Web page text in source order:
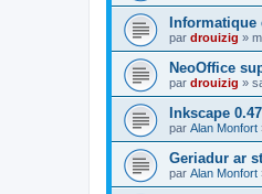
par drouizig »
NeoOffice
par drouizig »
Inkscape 0.47
par Alan Monfort
Geriadur ar
par Alan Monfort